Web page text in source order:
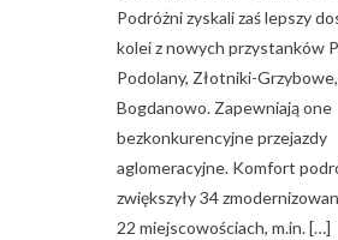
Podróżni zyskali zaś lepszy
kolei z nowych przystanków
Podolany, Złotniki-
Bogdanowo. Zapewniają one
bezkonkurencyjne przejazdy
aglomeracyjne. Komfort
zwiększyły 34
22 miejscowościach, m.in. […]